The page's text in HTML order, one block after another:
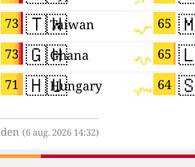
73
73
71
🇹🇼 65
Taiwan
🇬🇭 65
Ghana
🇭🇺 64
Hungary
(6 aug. 2026 14:32)